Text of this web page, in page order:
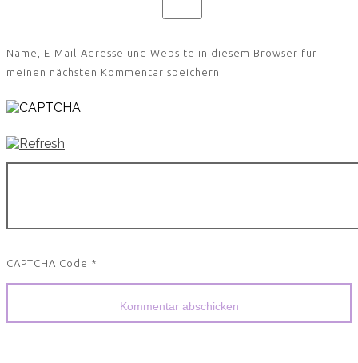
Name, E-Mail-Adresse und Website in diesem Browser für
meinen nächsten Kommentar speichern.
CAPTCHA Code *